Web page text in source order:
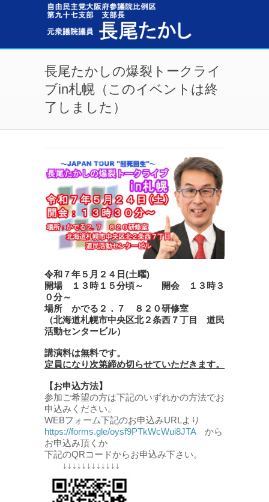
メインコンテンツに移動
長尾たかしの爆裂トークライ
ブin札幌（このイベントは終
了しました）
令和７年５月２４日(土曜)
開場 １３時１５分頃～ 開会 １３時３
０分～
場所 かでる２．７ ８２０研修室
（北海道札幌市中央区北２条西７丁目 道民
活動センタービル）
講演料は無料です。
定員になり次第締め切らせていただきます。
【お申込方法】
参加ご希望の方は下記のいずれかの方法でお
申込みください。
WEBフォーム下記のお申込みURLより
https://forms.gle/oysf9PTkWcWui8JTAから
お申込み頂くか
下記のQRコードからお申込み下さい。
↓↓↓↓↓↓↓↓↓↓↓↓